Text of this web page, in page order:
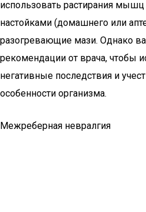
использовать растирания
настойками (домашнего или
разогревающие мази. Однако
рекомендации от врача, чтобы
негативные последствия и
особенности организма.
Межреберная невралгия